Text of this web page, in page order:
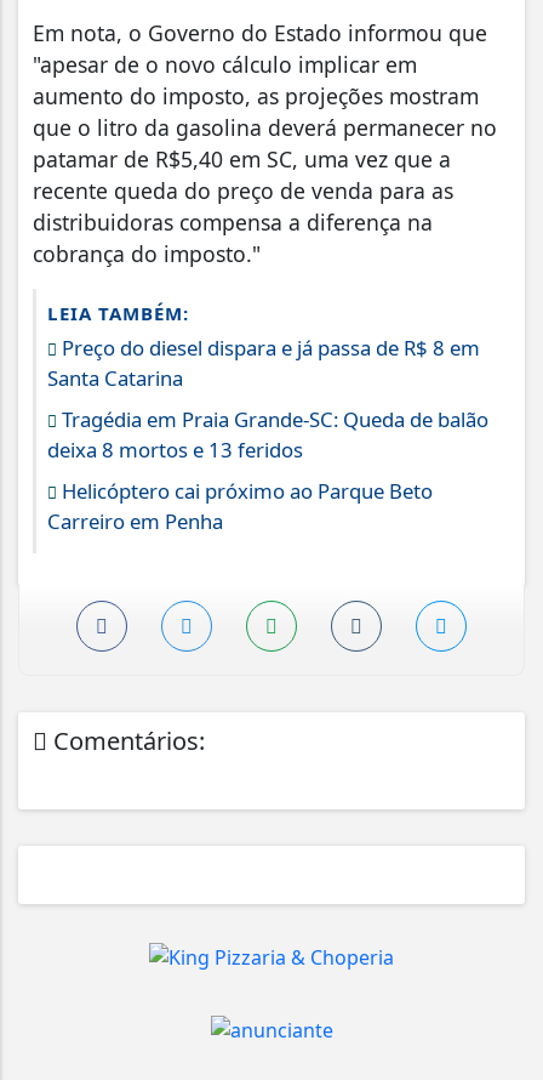
Em nota, o Governo do Estado informou que
"apesar de o novo cálculo implicar em
aumento do imposto, as projeções mostram
que o litro da gasolina deverá permanecer no
patamar de R$5,40 em SC, uma vez que a
recente queda do preço de venda para as
distribuidoras compensa a diferença na
cobrança do imposto."
LEIA TAMBÉM:
Preço do diesel dispara e já passa de R$ 8 em
Santa Catarina
Tragédia em Praia Grande-SC: Queda de balão
deixa 8 mortos e 13 feridos
Helicóptero cai próximo ao Parque Beto
Carreiro em Penha
Comentários: